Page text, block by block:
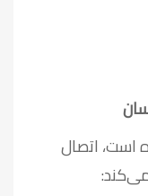
است، اتصال